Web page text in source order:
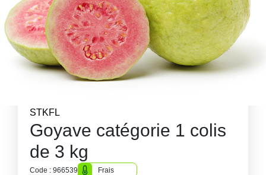
STKFL
Goyave catégorie 1 colis
de 3 kg
Code : 966539
Frais